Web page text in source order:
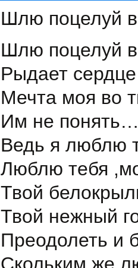
Шлю поцелуй
Шлю поцелуй
Рыдает
Мечта моя во
Им не
Ведь я люблю
Люблю тебя
Твой
Твой нежный
Преодолеть и